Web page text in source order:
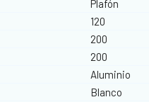
Plafón
120
200
200
Aluminio
Blanco